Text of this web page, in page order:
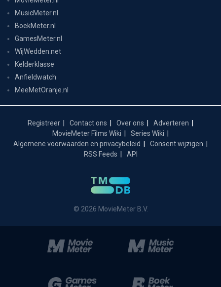
MusicMeter.nl
BoekMeter.nl
GamesMeter.nl
WijWedden.net
Kelderklasse
Anfieldwatch
MeeMetOranje.nl
Registreer Contact ons Over ons
Adverteren
MovieMeter Films Wiki
Series Wiki
Algemene voorwaarden en privacybeleid
Consent wijzigen
RSS Feeds
API
© 2026 MovieMeter B.V.